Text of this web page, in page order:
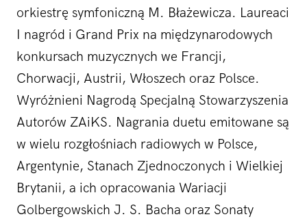
orkiestrę symfoniczną M. Błażewicza. Laureaci
I nagród i Grand Prix na międzynarodowych
konkursach muzycznych we Francji,
Chorwacji, Austrii, Włoszech oraz Polsce.
Wyróżnieni Nagrodą Specjalną Stowarzyszenia
Autorów ZAiKS. Nagrania duetu emitowane są
w wielu rozgłośniach radiowych w Polsce,
Argentynie, Stanach Zjednoczonych i Wielkiej
Brytanii, a ich opracowania Wariacji
Golbergowskich J. S. Bacha oraz Sonaty